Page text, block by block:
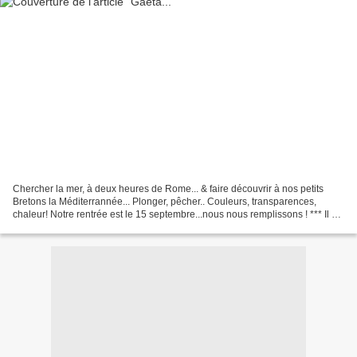
Chercher la mer, à deux heures de Rome... & faire découvrir à nos petits
Bretons la Méditerrannée... Plonger, pêcher.. Couleurs, transparences,
chaleur! Notre rentrée est le 15 septembre...nous nous remplissons ! *** Il ne